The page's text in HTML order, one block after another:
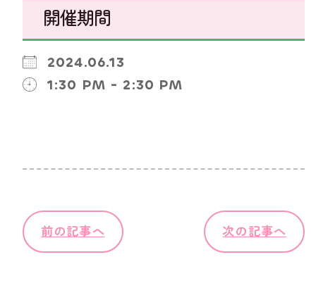
開催期間
2024.06.13
1:30 PM - 2:30 PM
前の記事へ 次の記事へ